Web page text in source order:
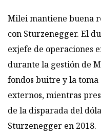
Milei mantiene buena
con Sturzenegger. El
exjefe de operaciones
durante la gestión de
fondos buitre y la toma
externos, mientras
de la disparada del
Sturzenegger en 2018.